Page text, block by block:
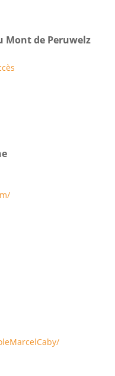
Mont de Peruwelz